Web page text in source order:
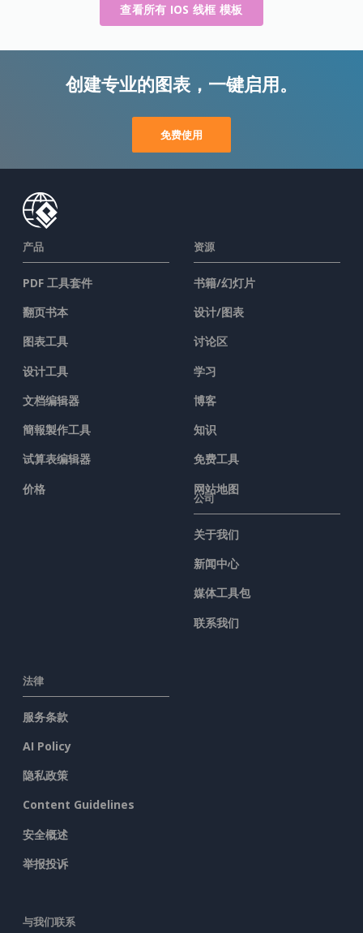
查看所有 IOS 线框 模板
创建专业的图表，一键启用。
免费使用
产品
PDF 工具套件
翻页书本
图表工具
设计工具
文档编辑器
簡報製作工具
试算表编辑器
价格
资源
书籍/幻灯片
设计/图表
讨论区
学习
博客
知识
免费工具
网站地图
公司
关于我们
新闻中心
媒体工具包
联系我们
法律
服务条款
AI Policy
隐私政策
Content Guidelines
安全概述
举报投诉
与我们联系